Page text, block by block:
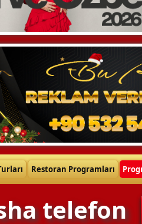
Restoran Programları
telefon